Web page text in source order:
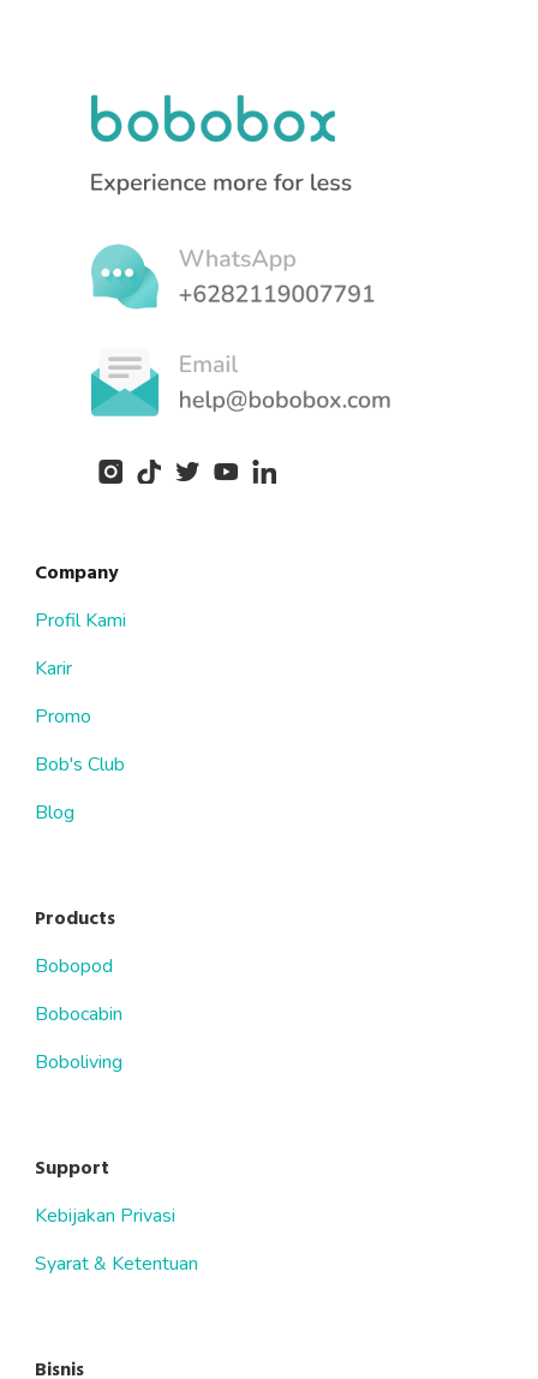
Company
Profil Kami
Karir
Promo
Bob's Club
Blog
Products
Bobopod
Bobocabin
Boboliving
Support
Kebijakan Privasi
Syarat & Ketentuan
Bisnis